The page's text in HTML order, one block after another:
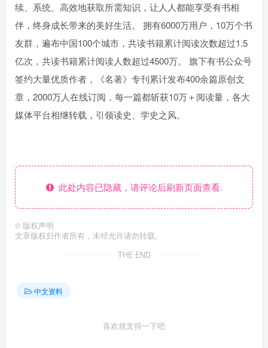
续、系统、高效地获取所需知识，让人人都能享受有书相
伴，终身成长带来的美好生活。 拥有6000万用户，10万个书
友群，遍布中国100个城市，共读书籍累计阅读次数超过1.5
亿次，共读书籍累计阅读人数超过4500万。 旗下有书公众号
签约大量优质作者，《名著》专刊累计发布400余篇原创文
章，2000万人在线订阅，每一篇都斩获10万＋阅读量，各大
媒体平台相继转载，引领读史、学史之风。
此处内容已隐藏，请评论后刷新页面查看.
© 版权声明
文章版权归作者所有，未经允许请勿转载。
THE END
中文资料
喜欢就支持一下吧